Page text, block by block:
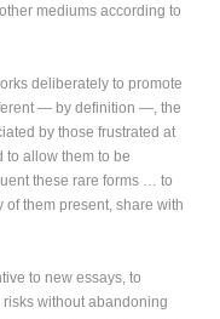
mediums according to
deliberately to promote
— by definition —, the
by those frustrated at
to allow them to be
these rare forms … to
them present, share with
to new essays, to
without abandoning